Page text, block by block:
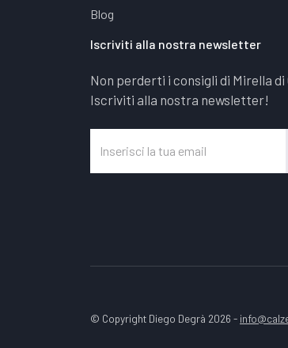
Blog
Iscriviti alla nostra newsletter
Non perderti i consigli di Mirella di
Iscriviti alla nostra newsletter!
© Copyright Diego Degrà 2026 -